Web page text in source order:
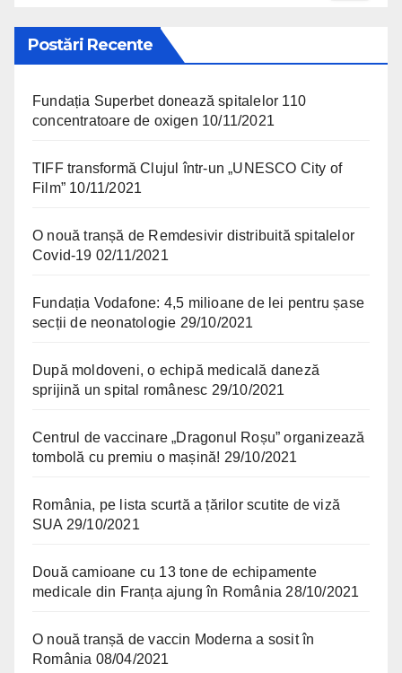
Postări Recente
Fundația Superbet donează spitalelor 110
concentratoare de oxigen 10/11/2021
TIFF transformă Clujul într-un „UNESCO City of
Film” 10/11/2021
O nouă tranșă de Remdesivir distribuită spitalelor
Covid-19 02/11/2021
Fundația Vodafone: 4,5 milioane de lei pentru șase
secții de neonatologie 29/10/2021
După moldoveni, o echipă medicală daneză
sprijină un spital românesc 29/10/2021
Centrul de vaccinare „Dragonul Roșu” organizează
tombolă cu premiu o mașină! 29/10/2021
România, pe lista scurtă a țărilor scutite de viză
SUA 29/10/2021
Două camioane cu 13 tone de echipamente
medicale din Franța ajung în România 28/10/2021
O nouă tranșă de vaccin Moderna a sosit în
România 08/04/2021